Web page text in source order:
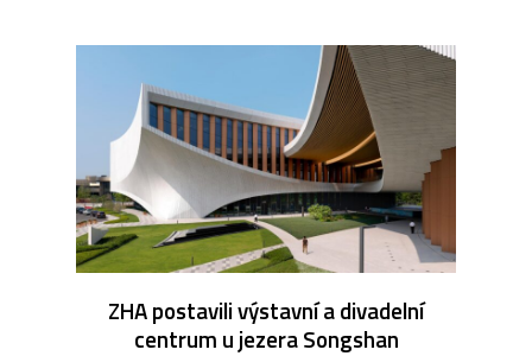
ZHA postavili výstavní a divadelní
centrum u jezera Songshan